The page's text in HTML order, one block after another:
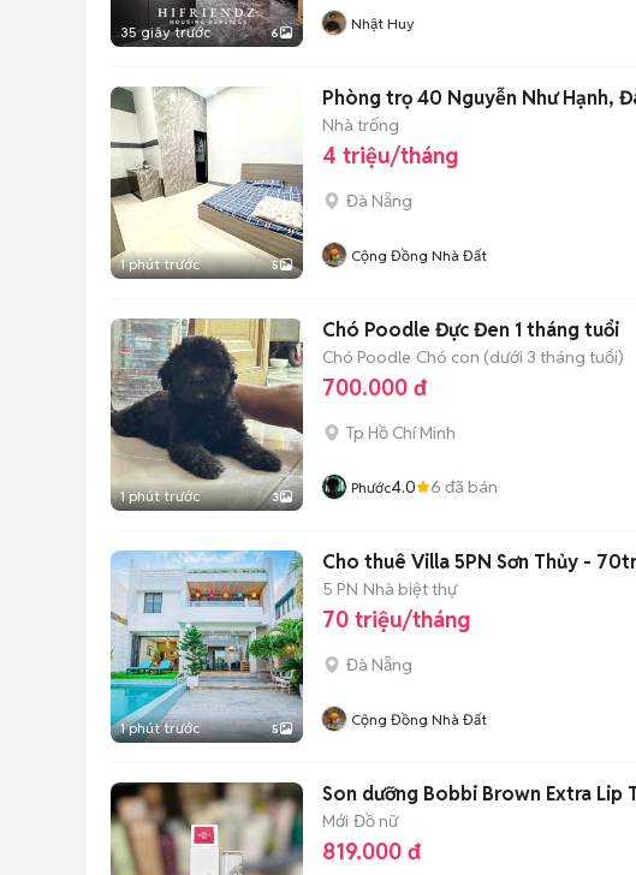
35 giây trước 6 Nhật Huy
1 phút trước 5
Phòng trọ 40 Nguyễn Như Hạnh,
Nhà trống
4 triệu/tháng
Đà Nẵng
Cộng Đồng Nhà Đất
1 phút trước 3
Chó Poodle Đực Đen 1 tháng tuổi
Chó Poodle Chó con (dưới 3 tháng tuổi)
700.000 đ
Tp Hồ Chí Minh
Phước4.0 6 đã bán
1 phút trước 5
Cho thuê Villa 5PN Sơn Thủy -
5 PN Nhà biệt thự
70 triệu/tháng
Đà Nẵng
Cộng Đồng Nhà Đất
Son dưỡng Bobbi Brown Extra Lip
Mới Đồ nữ
819.000 đ